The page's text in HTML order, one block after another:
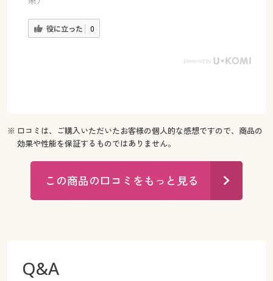
役に立った 0
※ 口コミは、ご購入いただいたお客様の個人的な感想ですので、商品の
効果や性能を保証するものではありません。
この商品の口コミをもっと見る
Q&A